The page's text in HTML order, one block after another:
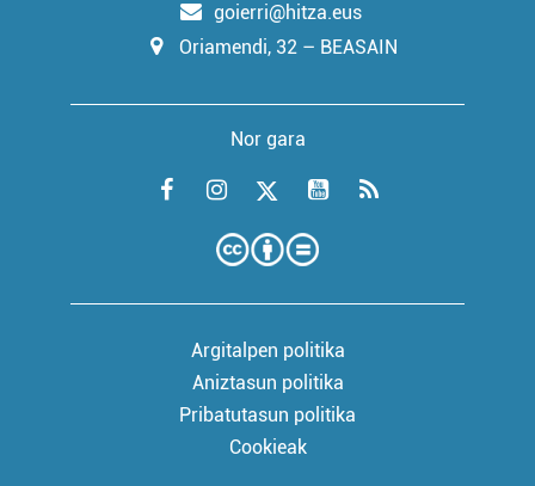
goierri@hitza.eus
Oriamendi, 32 – BEASAIN
Nor gara
Argitalpen politika
Aniztasun politika
Pribatutasun politika
Cookieak